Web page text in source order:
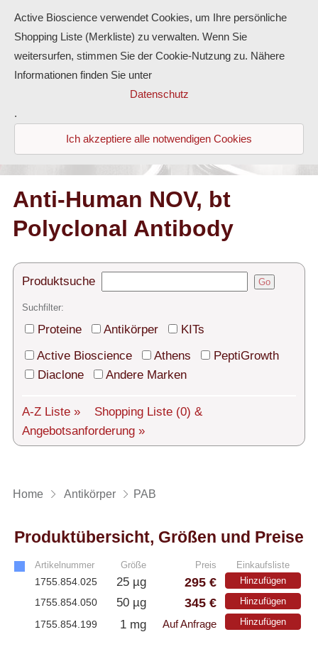
Antikörper
ELISA-Kits
Diaclone Produkte
Home
Kontakt
Versand
Über uns
Service
AGBs
Anti-Human NOV, bt
Polyclonal Antibody
Produktsuche Go
Suchfilter:
Proteine Antikörper
KITs
Active Bioscience
Athens
PeptiGrowth
Diaclone
Andere Marken
A-Z Liste » Shopping Liste (0) &
Angebotsanforderung »
Home Antikörper PAB
Produktübersicht, Größen und Preise
Artikelnummer Größe Preis Einkaufsliste
1755.854.025 25 µg 295 € Hinzufügen
1755.854.050 50 µg 345 € Hinzufügen
1755.854.199 1 mg Auf Anfrage Hinzufügen
Active Bioscience verwendet Cookies, um Ihre persönliche
Shopping Liste (Merkliste) zu verwalten. Wenn Sie
weitersurfen, stimmen Sie der Cookie-Nutzung zu. Nähere
Informationen finden Sie unter
Datenschutz
.
Ich akzeptiere alle notwendigen Cookies